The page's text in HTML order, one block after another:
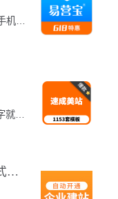
【自助建站】多模响应式网站，响应AMP手机网站、MIP手机网站，企业营销型网站建设，多语言小语种外贸独立站搭建；免费云空间、免流量、免费备案；高效建站一次性收费！
速成美站5折购！外贸站-海外CDN，会打字就能建网站，测试后台见产品亮点
网站建设|企业建站|AI建站|H5响应式网站自动开通